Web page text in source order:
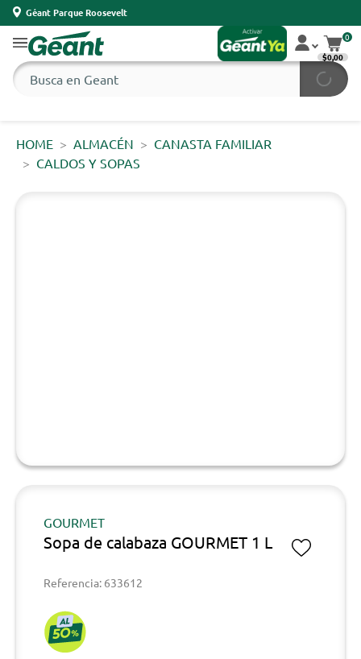
Géant Parque Roosevelt
0
$0,00
HOME ALMACÉN
CANASTA FAMILIAR
CALDOS Y SOPAS
GOURMET
Sopa de calabaza GOURMET 1 L
Referencia: 633612